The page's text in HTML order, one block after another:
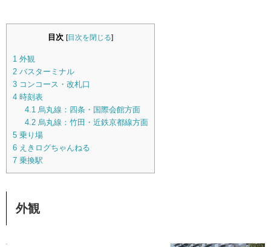
目次 [目次を閉じる]
1 外観
2 バスターミナル
3 コンコース・改札口
4 時刻表
4.1烏丸線：四条・国際会館方面
4.2烏丸線：竹田・近鉄京都線方面
5 乗り場
6 えきログちゃんねる
7 乗換駅
外観